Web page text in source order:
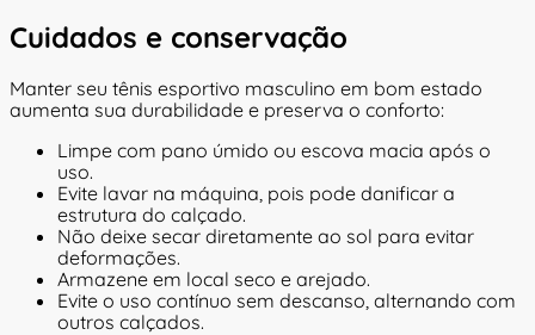
Cuidados e conservação
Manter seu tênis esportivo masculino em bom estado
aumenta sua durabilidade e preserva o conforto:
Limpe com pano úmido ou escova macia após o
uso.
Evite lavar na máquina, pois pode danificar a
estrutura do calçado.
Não deixe secar diretamente ao sol para evitar
deformações.
Armazene em local seco e arejado.
Evite o uso contínuo sem descanso, alternando com
outros calçados.